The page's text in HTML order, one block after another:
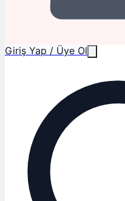
Giriş Yap / Üye Ol